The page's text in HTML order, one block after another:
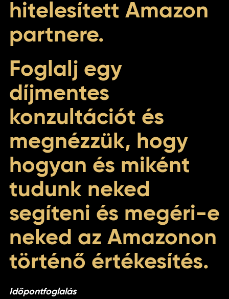
hitelesített Amazon
partnere.
Foglalj egy
díjmentes
konzultációt és
megnézzük, hogy
hogyan és miként
tudunk neked
segíteni és megéri-e
neked az Amazonon
történő értékesítés.
Időpontfoglalás